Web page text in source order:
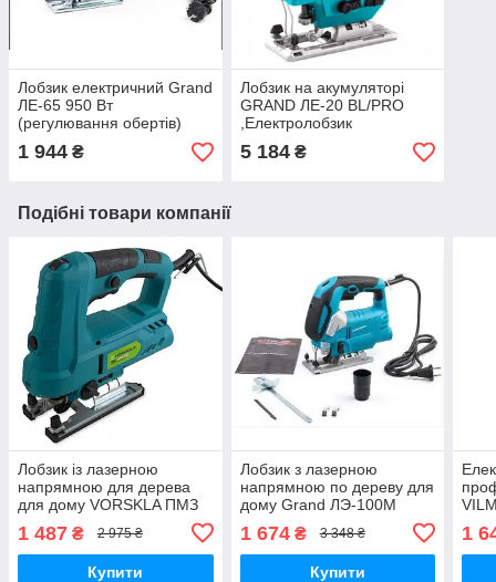
Лобзик електричний Grand
ЛЕ-65 950 Вт
(регулювання обертів)
1 944 ₴
Лобзик на акумуляторі
GRAND ЛЕ-20 BL/PRO
,Електролобзик
акумуляторний ( Без АКБ
та Зарядки )
5 184₴
Подібні товари компанії
Лобзик із лазерною
напрямною для дерева
для дому VORSKLA ПМЗ
1200/100 Електролобзик
для фанери
1 487 ₴ 2 975 ₴
Купити
Лобзик з лазерною
напрямною по дереву для
дому Grand ЛЭ-100М
фанери (1150 Вт) TOOL
23
1 674₴ 3 348 ₴
Купити
для
1